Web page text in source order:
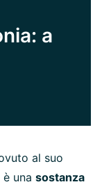
a
al suo
una sostanza